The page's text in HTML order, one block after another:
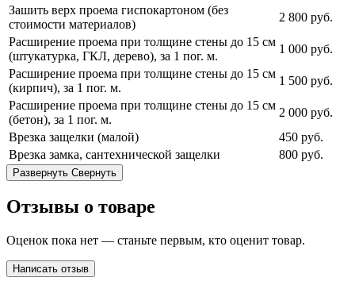
Зашить верх проема гиспокартоном (без
стоимости материалов)
2 800 руб.
Расширение проема при толщине стены до 15 см
(штукатурка, ГКЛ, дерево), за 1 пог. м.
1 000 руб.
Расширение проема при толщине стены до 15 см
(кирпич), за 1 пог. м.
1 500 руб.
Расширение проема при толщине стены до 15 см
(бетон), за 1 пог. м.
2 000 руб.
Врезка защелки (малой)
450 руб.
Врезка замка, сантехнической защелки
800 руб.
Развернуть Свернуть
Отзывы о товаре
Оценок пока нет — станьте первым, кто оценит товар.
Написать отзыв